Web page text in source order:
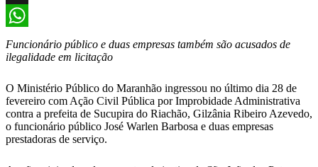
X
WhatsApp
Funcionário público e duas empresas também são acusados de
ilegalidade em licitação
O Ministério Público do Maranhão ingressou no último dia 28 de
fevereiro com Ação Civil Pública por Improbidade Administrativa
contra a prefeita de Sucupira do Riachão, Gilzânia Ribeiro Azevedo,
o funcionário público José Warlen Barbosa e duas empresas
prestadoras de serviço.